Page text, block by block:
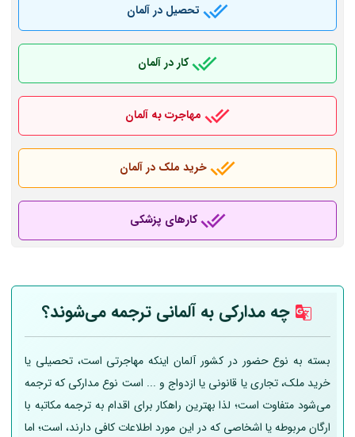
تحصیل در آلمان
کار در آلمان
مهاجرت به آلمان
خرید ملک در آلمان
کارهای پزشکی
چه مدارکی بهآلمانی ترجمه می‌شوند؟
بسته به نوع حضور در کشور آلمان اینکه مهاجرتی است، تحصیلی یا
خرید ملک، تجاری یا قانونی یا ازدواج و ... است نوع مدارکی که ترجمه
می‌شود متفاوت است؛ لذا بهترین راهکار برای اقدام به ترجمه مکاتبه با
ارگان مربوطه یا اشخاصی که در این مورد اطلاعات کافی دارند، است؛ اما